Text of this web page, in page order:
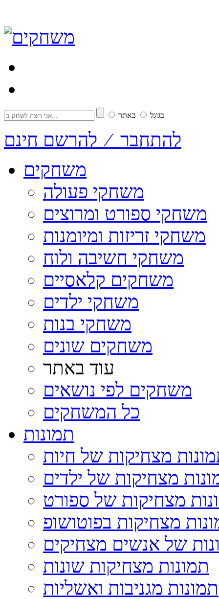
בגוגל באתר
להתחבר ⁄ להרשם חינם
משחקים
משחקי פעולה
משחקי ספורט ומרוצים
משחקי זריזות ומיומנות
משחקי חשיבה ולוח
משחקים קלאסיים
משחקי ילדים
משחקי בנות
משחקים שונים
עוד באתר
משחקים לפי נושאים
כל המשחקים
תמונות
מצחיקות של חיות
מצחיקות של ילדים
מצחיקות של ספורט
מצחיקות בפוטושופ
של אנשים מצחיקים
תמונות מצחיקות שונות
תמונות מגניבות ואשליות